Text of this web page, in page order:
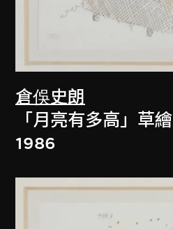
倉俁史朗
「月亮有多高」草繪
1986